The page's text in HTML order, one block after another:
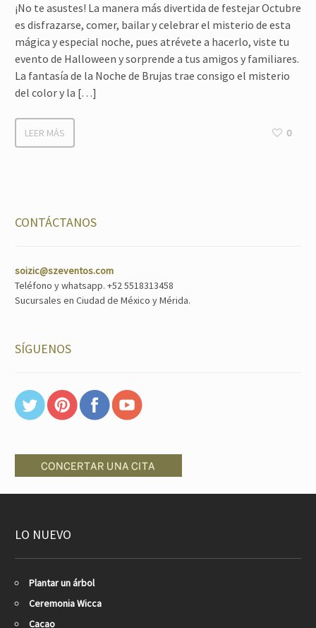
¡No te asustes! La manera más divertida de festejar Octubre
es disfrazarse, comer, bailar y celebrar el misterio de esta
mágica y especial noche, pues atrévete a hacerlo, viste tu
evento de Halloween y sorprende a tus amigos y familiares.
La fantasía de la Noche de Brujas trae consigo el misterio
del color y la […]
LEER MÁS 0
CONTÁCTANOS
soizic@szeventos.com
Teléfono y whatsapp. +52 5518313458
Sucursales en Ciudad de México y Mérida.
SÍGUENOS
LO NUEVO
Plantar un árbol
Ceremonia Wicca
Cacao